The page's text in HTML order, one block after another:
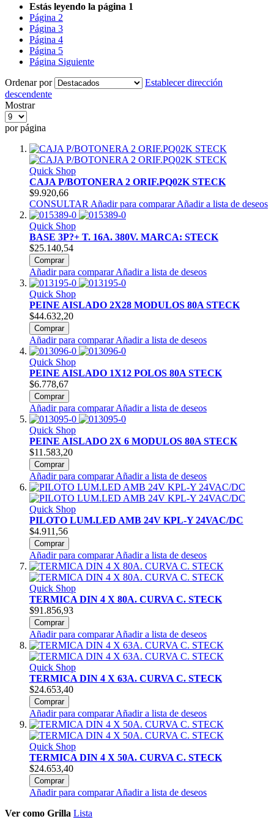
Estás leyendo la página 1
Página 2
Página 3
Página 4
Página 5
Página Siguiente
Ordenar por
Establecer dirección
descendente
Mostrar
por página
Quick Shop
CAJA P/BOTONERA 2 ORIF.PQ02K STECK
$9.920,66
CONSULTAR Añadir para comparar Añadir a lista de deseos
Quick Shop
BASE 3P?+ T. 16A. 380V. MARCA: STECK
$25.140,54
Comprar
Añadir para comparar Añadir a lista de deseos
Quick Shop
PEINE AISLADO 2X28 MODULOS 80A STECK
$44.632,20
Comprar
Añadir para comparar Añadir a lista de deseos
Quick Shop
PEINE AISLADO 1X12 POLOS 80A STECK
$6.778,67
Comprar
Añadir para comparar Añadir a lista de deseos
Quick Shop
PEINE AISLADO 2X 6 MODULOS 80A STECK
$11.583,20
Comprar
Añadir para comparar Añadir a lista de deseos
Quick Shop
PILOTO LUM.LED AMB 24V KPL-Y 24VAC/DC
$4.911,56
Comprar
Añadir para comparar Añadir a lista de deseos
Quick Shop
TERMICA DIN 4 X 80A. CURVA C. STECK
$91.856,93
Comprar
Añadir para comparar Añadir a lista de deseos
Quick Shop
TERMICA DIN 4 X 63A. CURVA C. STECK
$24.653,40
Comprar
Añadir para comparar Añadir a lista de deseos
Quick Shop
TERMICA DIN 4 X 50A. CURVA C. STECK
$24.653,40
Comprar
Añadir para comparar Añadir a lista de deseos
Ver como Grilla Lista